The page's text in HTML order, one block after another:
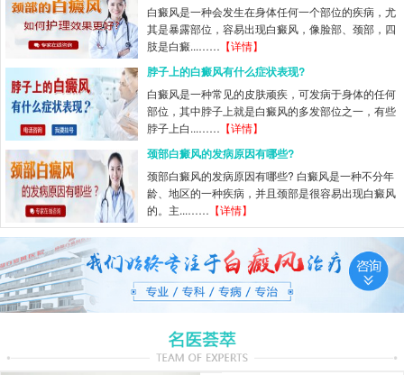
白癜风是一种会发生在身体任何一个部位的疾病，尤
其是暴露部位，容易出现白癜风，像脸部、颈部，四
肢是白癜...…… 【详情】
脖子上的白癜风有什么症状表现?
白癜风是一种常见的皮肤顽疾，可发病于身体的任何
部位，其中脖子上就是白癜风的多发部位之一，有些
脖子上白...…… 【详情】
颈部白癜风的发病原因有哪些?
颈部白癜风的发病原因有哪些? 白癜风是一种不分年
龄、地区的一种疾病，并且颈部是很容易出现白癜风
的。主...…… 【详情】